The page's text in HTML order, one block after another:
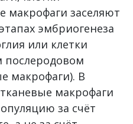
макрофаги заселяют
эмбриогенеза
или клетки
послеродовом
макрофаги). В
макрофаги
за счёт